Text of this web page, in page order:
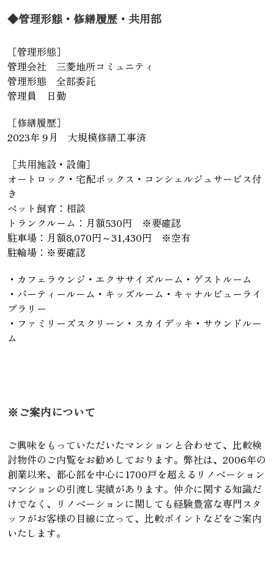
◆管理形態・修繕履歴・共用部
［管理形態］
管理会社 三菱地所コミュニティ
管理形態 全部委託
管理員 日勤
［修繕履歴］
2023年 9月 大規模修繕工事済
［共用施設・設備］
オートロック・宅配ボックス・コンシェルジュサービス付
き
ペット飼育：相談
トランクルーム：月額530円 ※要確認
駐車場：月額8,070円～31,430円 ※空有
駐輪場：※要確認
・カフェラウンジ・エクササイズルーム・ゲストルーム
・パーティールーム・キッズルーム・キャナルビューライ
ブラリー
・ファミリーズスクリーン・スカイデッキ・サウンドルー
ム
※ご案内について
ご興味をもっていただいたマンションと合わせて、比較検
討物件のご内覧をお勧めしております。弊社は、2006年の
創業以来、都心部を中心に1700戸を超えるリノベーション
マンションの引渡し実績があります。仲介に関する知識だ
けでなく、リノベーションに関しても経験豊富な専門スタ
ッフがお客様の目線に立って、比較ポイントなどをご案内
いたします。